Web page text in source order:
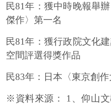
民81年：獲中時晚報舉
傑作〉第一名
民81年：獲行政院文化
空間評選得獎作品
民83年：日本〈東京創
※資料來源： 1 、仰山